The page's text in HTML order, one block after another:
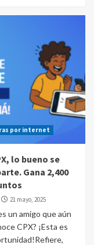
por internet
lo bueno se
Gana 2,400
21 mayo, 2025
un amigo que aún
CPX? ¡Esta es